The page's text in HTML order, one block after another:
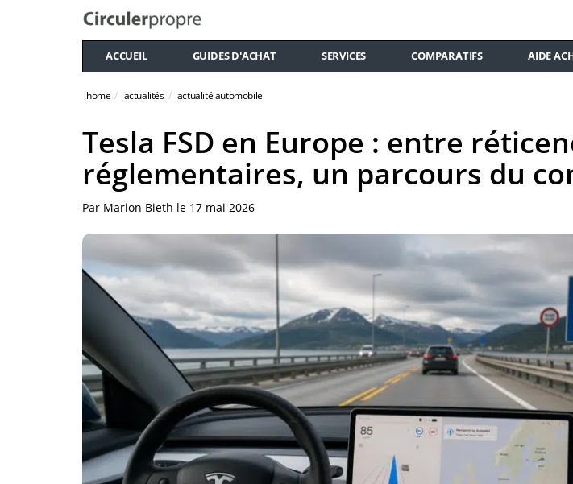
ACCUEIL GUIDES D'ACHAT SERVICES COMPARATIFS AIDE
home actualités actualité automobile
Tesla FSD en Europe : entre
réglementaires, un parcours du
Par Marion Bieth le 17 mai 2026